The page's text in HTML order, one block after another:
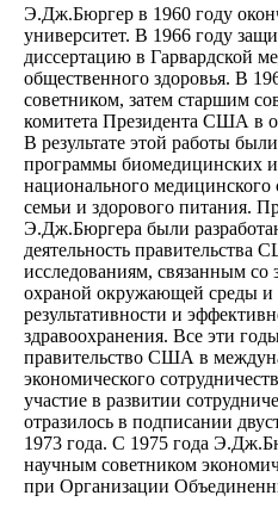
Э.Дж.Бюргер в 1960 году
университет. В 1966 году
диссертацию в Гарвардской
общественного здоровья. В
советником, затем старшим
комитета Президента США в
В результате этой работы
программы биомедицинских
национального медицинского
семьи и здорового питания.
Э.Дж.Бюргера были
деятельность
исследованиям, связанным со
охраной окружающей среды
результативности и
здравоохранения. Все эти
правительство США в
экономического
участие в развитии
отразилось в подписании
1973 года. С 1975 года
научным советником
при Организации